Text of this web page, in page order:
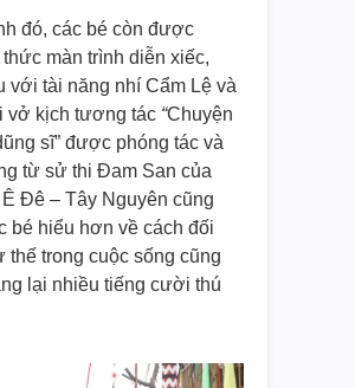
đó, các bé còn được
màn trình diễn xiếc,
với tài năng nhí Cẩm Lệ và
vở kịch tương tác “Chuyện
sĩ” được phóng tác và
từ sử thi Đam San của
Đê – Tây Nguyên cũng
bé hiểu hơn về cách đối
thế trong cuộc sống cũng
lại nhiều tiếng cười thú